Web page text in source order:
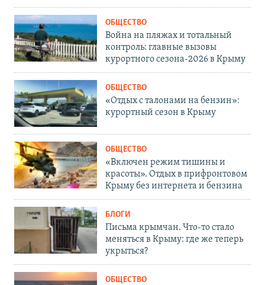
ОБЩЕСТВО
Война на пляжах и тотальный
контроль: главные вызовы
курортного сезона-2026 в Крыму
ОБЩЕСТВО
«Отдых с талонами на бензин»:
курортный сезон в Крыму
ОБЩЕСТВО
«Включен режим тишины и
красоты». Отдых в прифронтовом
Крыму без интернета и бензина
БЛОГИ
Письма крымчан. Что-то стало
меняться в Крыму: где же теперь
укрыться?
ОБЩЕСТВО